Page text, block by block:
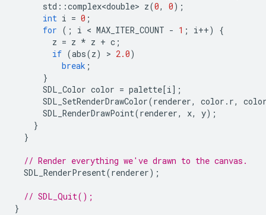
std ::complex<double> z(0, 0);
int i = 0 ;
for (; i < MAX_ITER_COUNT - 1 ; i++)
{
z = z * z + c ;
if (abs(z) > 2.0)
break ;
}
SDL_Color color = palette [i];
SDL_SetRenderDrawColor(renderer, color . r,
SDL_RenderDrawPoint(renderer, x, y);
}
}
// Render everything we've drawn to the canvas.
SDL_RenderPresent(renderer);
// SDL_Quit();
}